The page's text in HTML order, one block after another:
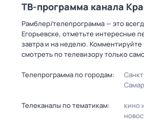
ТВ-программа канала
Рамблер/телепрограмма — это
Егорьевске, отметьте интересные
завтра и на неделю.
смотреть по телевизору только
Телепрограмма по городам:
Телеканалы по тематикам: кино